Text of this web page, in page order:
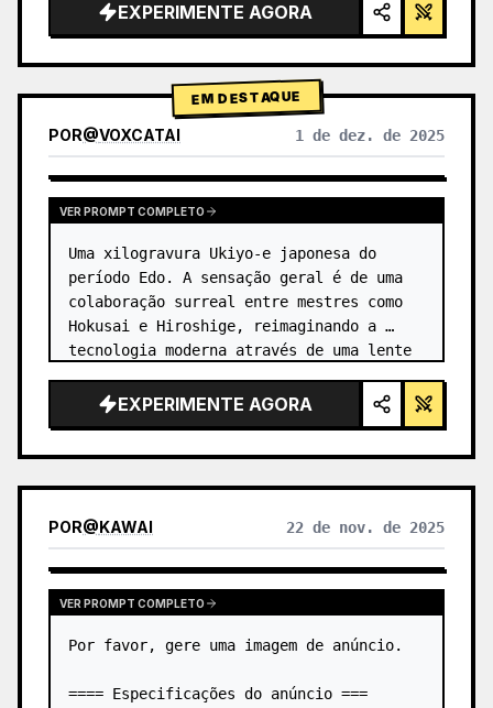
EXPERIMENTE AGORA
EM DESTAQUE
POR@VOXCATAI 1 de dez. de 2025
VER PROMPT COMPLETO
Uma xilogravura Ukiyo-e japonesa do
período Edo. A sensação geral é de uma
colaboração surreal entre mestres como
Hokusai e Hiroshige, reimaginando a
tecnologia moderna através de uma lente
EXPERIMENTE AGORA
POR@KAWAI 22 de nov. de 2025
VER PROMPT COMPLETO
Por favor, gere uma imagem de anúncio.
==== Especificações do anúncio ===